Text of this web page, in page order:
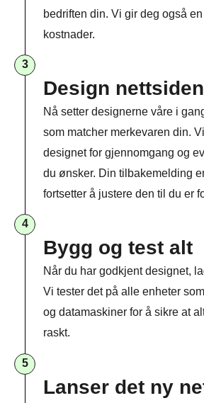
bedriften din. Vi gir deg også
kostnader.
3
Design
Nå setter designerne våre i
som matcher merkevaren din.
designet for gjennomgang og
du ønsker. Din tilbakemelding
fortsetter å justere den til du er
4
Bygg og test alt
Når du har godkjent designet,
Vi tester det på alle enheter
og datamaskiner for å sikre at
raskt.
5
Lanser det ny